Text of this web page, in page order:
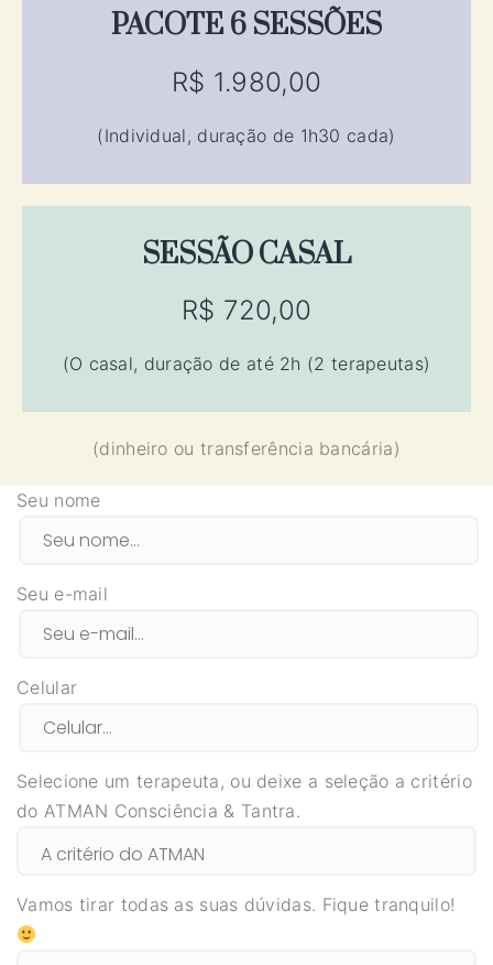
PACOTE 6 SESSÕES
R$ 1.980,00
(Individual, duração de 1h30 cada)
SESSÃO CASAL
R$ 720,00
(O casal, duração de até 2h (2 terapeutas)
(dinheiro ou transferência bancária)
Seu nome
Seu e-mail
Celular
Selecione um terapeuta, ou deixe a seleção a critério
do ATMAN Consciência & Tantra.
Vamos tirar todas as suas dúvidas. Fique tranquilo!